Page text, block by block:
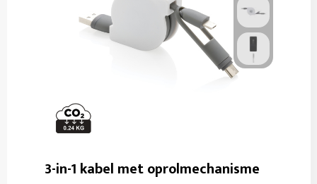
3-in-1 kabel met oprolmechanisme